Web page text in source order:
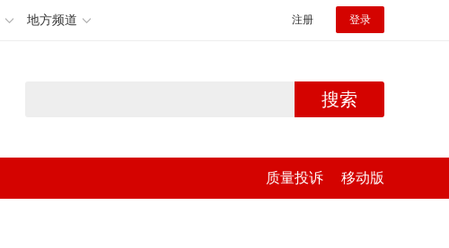
地方频道 注册 登录
搜索
质量投诉 移动版